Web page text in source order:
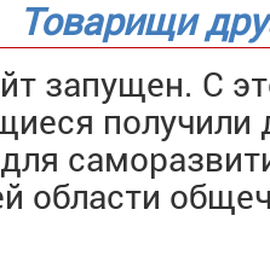
Товарищи
запущен. С
области